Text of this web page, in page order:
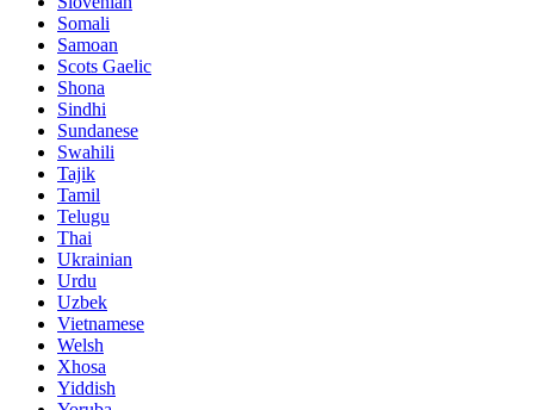
Somali
Samoan
Scots Gaelic
Shona
Sindhi
Sundanese
Swahili
Tajik
Tamil
Telugu
Thai
Ukrainian
Urdu
Uzbek
Vietnamese
Welsh
Xhosa
Yiddish